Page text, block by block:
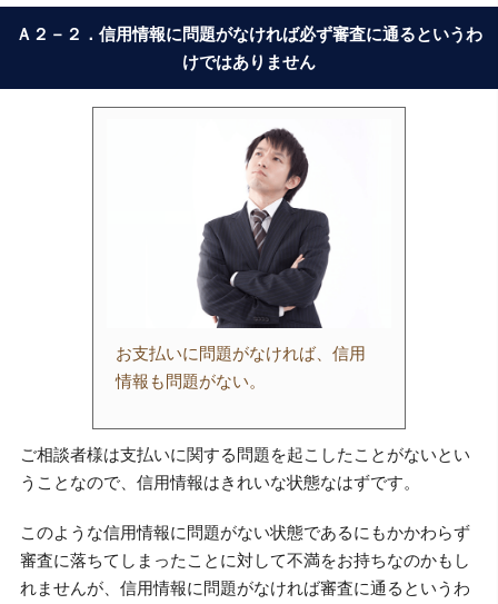
Ａ２－２．信用情報に問題がなければ必ず審査に通るというわ
けではありません
お支払いに問題がなければ、信用
情報も問題がない。
ご相談者様は支払いに関する問題を起こしたことがないとい
うことなので、信用情報はきれいな状態なはずです。
このような信用情報に問題がない状態であるにもかかわらず
審査に落ちてしまったことに対して不満をお持ちなのかもし
れませんが、信用情報に問題がなければ審査に通るというわ